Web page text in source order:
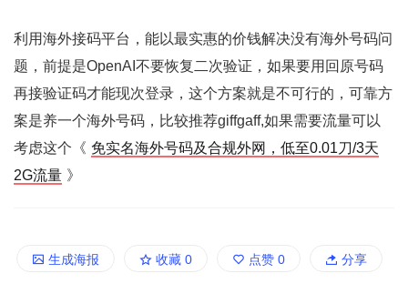
利用海外接码平台，能以最实惠的价钱解决没有海外号码问
题，前提是OpenAI不要恢复二次验证，如果要用回原号码
再接验证码才能现次登录，这个方案就是不可行的，可靠方
案是养一个海外号码，比较推荐giffgaff,如果需要流量可以
考虑这个《 免实名海外号码及合规外网，低至0.01刀/3天
2G流量 》
生成海报 收藏 0 点赞 0 分享